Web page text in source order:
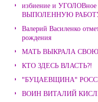
избиение и
ВЫПОЛЕННУЮ
Валерий Василенко
рождения
МАТЬ ВЫКРАЛА
КТО ЗДЕСЬ ВЛАСТЬ?!
"БУЦАЕВЩИНА"
ВОИН ВИТАЛИЙ